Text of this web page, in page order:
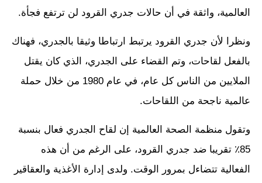
العالمية، واثقة في أن حالات جدري القرود لن ترتفع فجأة.
ونظرا لأن جدري القرود يرتبط ارتباطا وثيقا بالجدري، فهناك
بالفعل لقاحات، وتم القضاء على الجدري، الذي كان يقتل
الملايين من الناس كل عام، في عام 1980 من خلال حملة
عالمية ناجحة من اللقاحات.
وتقول منظمة الصحة العالمية إن لقاح الجدري فعال بنسبة
85٪ تقريبا ضد جدري القرود، على الرغم من أن هذه
الفعالية تتضاءل بمرور الوقت. ولدى إدارة الأغذية والعقاقير